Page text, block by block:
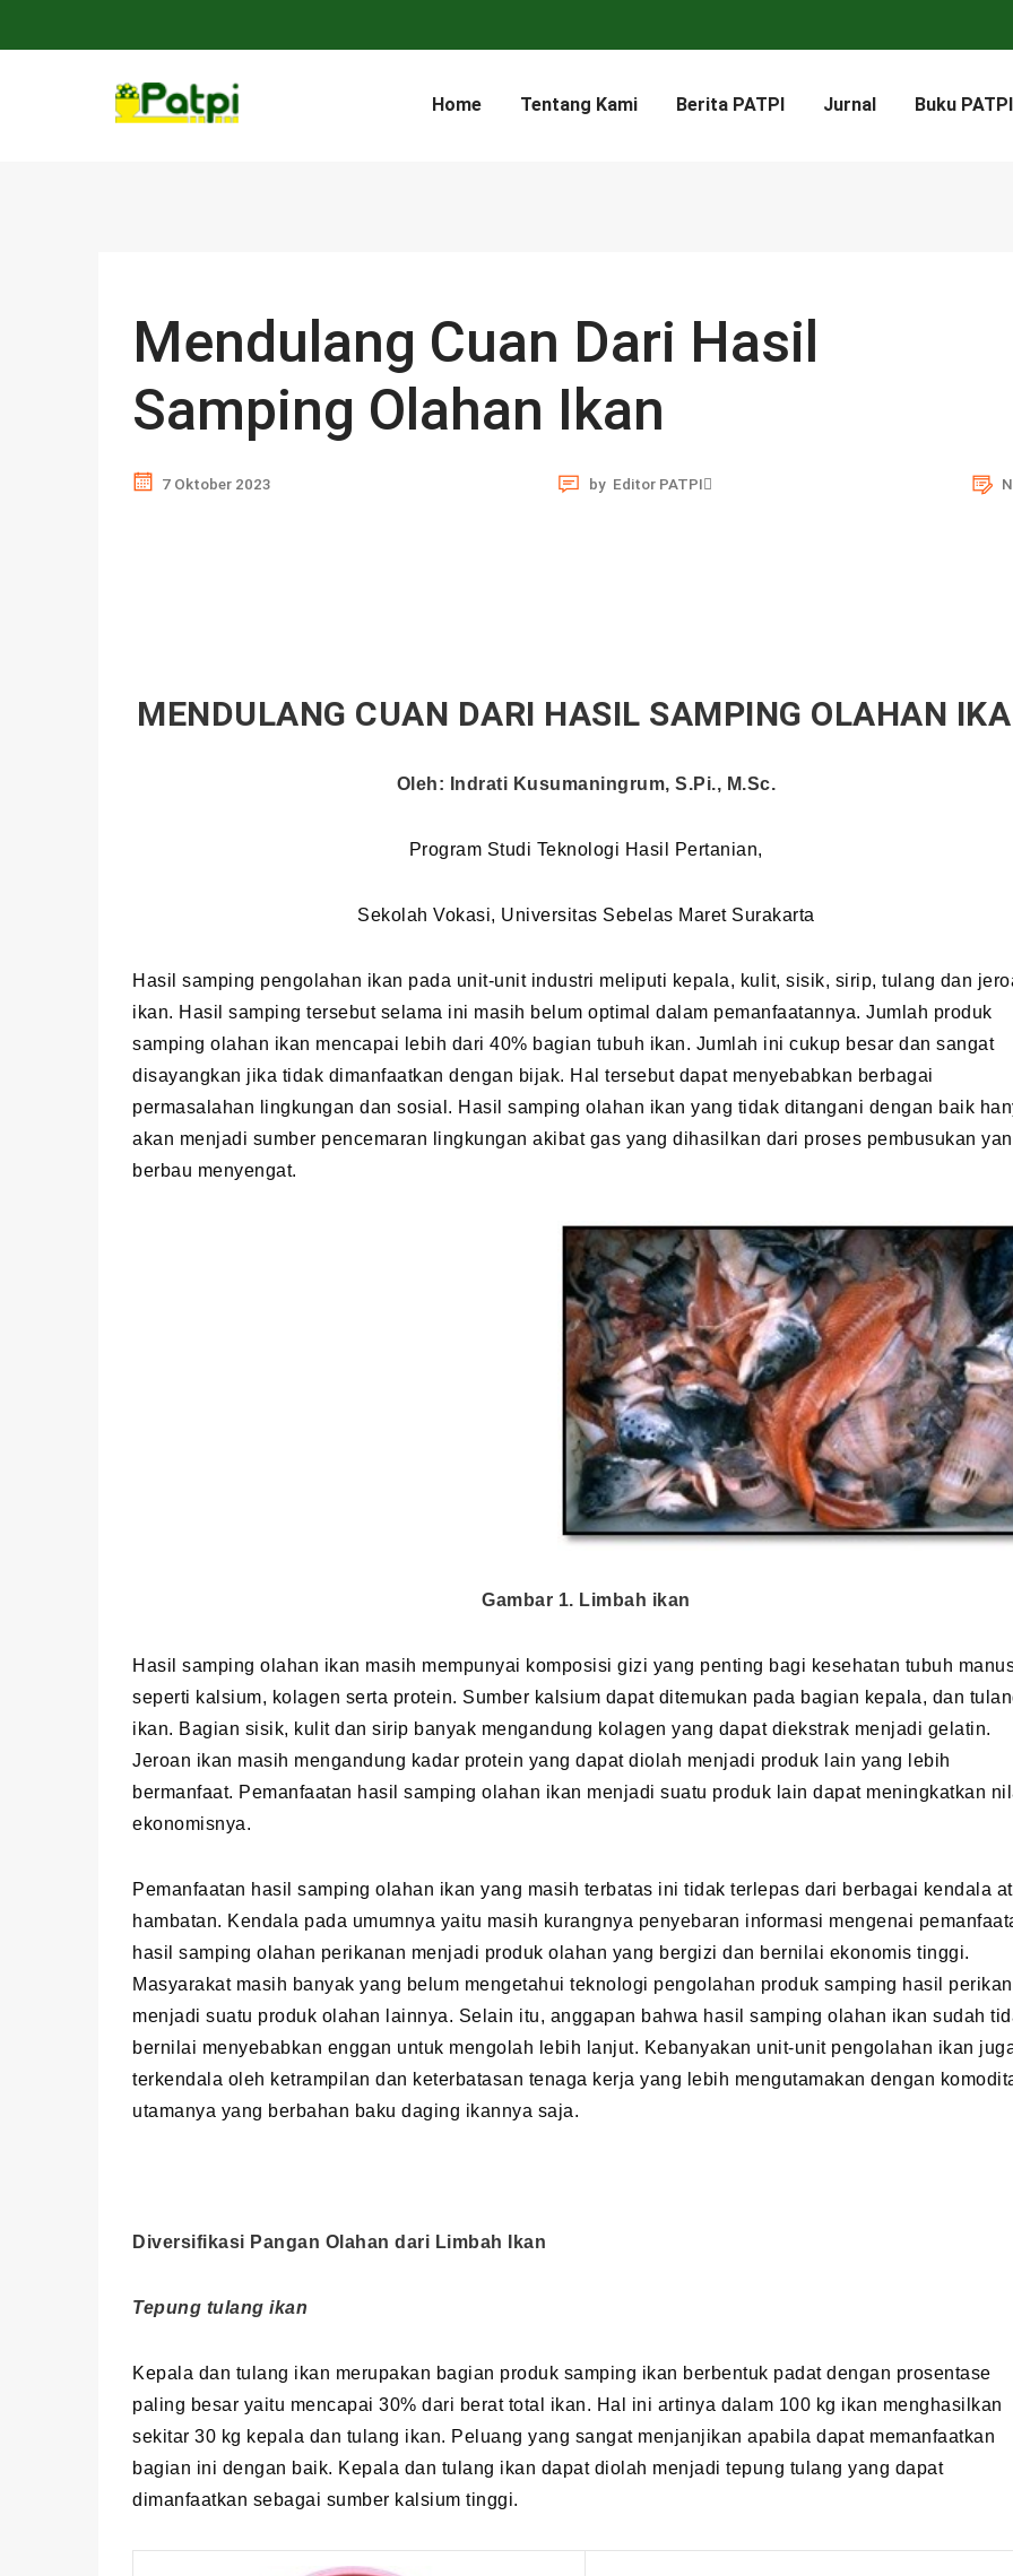
Home Tentang Kami Berita PATPI Jurnal Buku PATPI
Mendulang Cuan Dari Hasil
Samping Olahan Ikan
7 Oktober 2023 by Editor PATPI
MENDULANG CUAN DARI HASIL SAMPING OLAHAN
Oleh: Indrati Kusumaningrum, S.Pi., M.Sc.
Program Studi Teknologi Hasil Pertanian,
Sekolah Vokasi, Universitas Sebelas Maret Surakarta
Hasil samping pengolahan ikan pada unit-unit industri meliputi kepala, kulit, sisik, sirip, tulang dan
ikan. Hasil samping tersebut selama ini masih belum optimal dalam pemanfaatannya. Jumlah produk
samping olahan ikan mencapai lebih dari 40% bagian tubuh ikan. Jumlah ini cukup besar dan sangat
disayangkan jika tidak dimanfaatkan dengan bijak. Hal tersebut dapat menyebabkan berbagai
permasalahan lingkungan dan sosial. Hasil samping olahan ikan yang tidak ditangani dengan baik
akan menjadi sumber pencemaran lingkungan akibat gas yang dihasilkan dari proses pembusukan
berbau menyengat.
Gambar 1. Limbah ikan
Hasil samping olahan ikan masih mempunyai komposisi gizi yang penting bagi kesehatan tubuh
seperti kalsium, kolagen serta protein. Sumber kalsium dapat ditemukan pada bagian kepala, dan
ikan. Bagian sisik, kulit dan sirip banyak mengandung kolagen yang dapat diekstrak menjadi gelatin.
Jeroan ikan masih mengandung kadar protein yang dapat diolah menjadi produk lain yang lebih
bermanfaat. Pemanfaatan hasil samping olahan ikan menjadi suatu produk lain dapat meningkatkan
ekonomisnya.
Pemanfaatan hasil samping olahan ikan yang masih terbatas ini tidak terlepas dari berbagai kendala
hambatan. Kendala pada umumnya yaitu masih kurangnya penyebaran informasi mengenai
hasil samping olahan perikanan menjadi produk olahan yang bergizi dan bernilai ekonomis tinggi.
Masyarakat masih banyak yang belum mengetahui teknologi pengolahan produk samping hasil
menjadi suatu produk olahan lainnya. Selain itu, anggapan bahwa hasil samping olahan ikan sudah
bernilai menyebabkan enggan untuk mengolah lebih lanjut. Kebanyakan unit-unit pengolahan ikan
terkendala oleh ketrampilan dan keterbatasan tenaga kerja yang lebih mengutamakan dengan
utamanya yang berbahan baku daging ikannya saja.
Diversifikasi Pangan Olahan dari Limbah Ikan
Tepung tulang ikan
Kepala dan tulang ikan merupakan bagian produk samping ikan berbentuk padat dengan prosentase
paling besar yaitu mencapai 30% dari berat total ikan. Hal ini artinya dalam 100 kg ikan menghasilkan
sekitar 30 kg kepala dan tulang ikan. Peluang yang sangat menjanjikan apabila dapat memanfaatkan
bagian ini dengan baik. Kepala dan tulang ikan dapat diolah menjadi tepung tulang yang dapat
dimanfaatkan sebagai sumber kalsium tinggi.